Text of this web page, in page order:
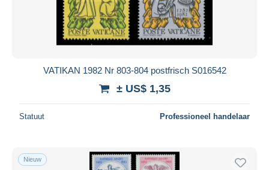
VATIKAN 1982 Nr 803-804 postfrisch S016542
± US$ 1,35
Statuut Professioneel handelaar
Nieuw